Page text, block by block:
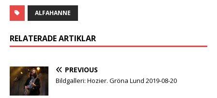
ALFAHANNE
RELATERADE ARTIKLAR
PREVIOUS
Bildgalleri: Hozier. Gröna Lund 2019-08-20